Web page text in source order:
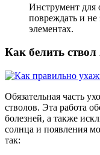
Инструмент для
повреждать и не
элементах.
Как белить
Обязательная часть
стволов. Эта работа
болезней, а также
солнца и появления
так: